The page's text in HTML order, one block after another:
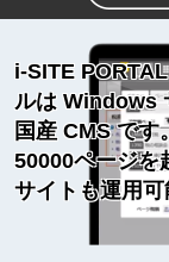
i-SITE
ルは Windows
国産 CMS です
50000ページを
サイトも運用可